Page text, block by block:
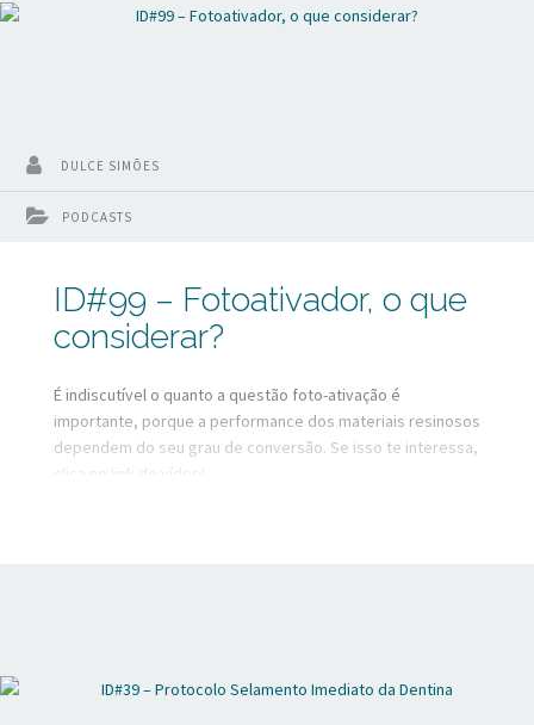
PODCASTS
DULCE SIMÕES
ID#99 – Fotoativador, o que
considerar?
É indiscutível o quanto a questão foto-ativação é
importante, porque a performance dos materiais resinosos
dependem do seu grau de conversão. Se isso te interessa,
clica no link do vídeo!